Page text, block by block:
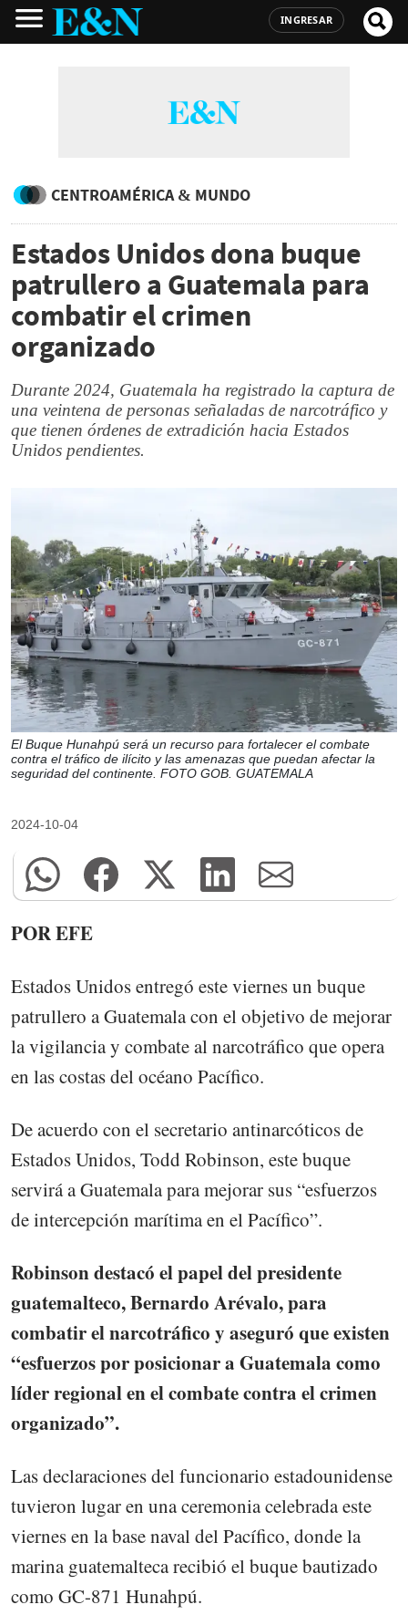
INGRESAR
CENTROAMÉRICA & MUNDO
Estados Unidos dona buque
patrullero a Guatemala para
combatir el crimen
organizado
Durante 2024, Guatemala ha registrado la captura de
una veintena de personas señaladas de narcotráfico y
que tienen órdenes de extradición hacia Estados
Unidos pendientes.
El Buque Hunahpú será un recurso para fortalecer el combate
contra el tráfico de ilícito y las amenazas que puedan afectar la
seguridad del continente. FOTO GOB. GUATEMALA
2024-10-04
POR EFE
Estados Unidos entregó este viernes un buque
patrullero a Guatemala con el objetivo de mejorar
la vigilancia y combate al narcotráfico que opera
en las costas del océano Pacífico.
De acuerdo con el secretario antinarcóticos de
Estados Unidos, Todd Robinson, este buque
servirá a Guatemala para mejorar sus “esfuerzos
de intercepción marítima en el Pacífico”.
Robinson destacó el papel del presidente
guatemalteco, Bernardo Arévalo, para
combatir el narcotráfico y aseguró que existen
“esfuerzos por posicionar a Guatemala como
líder regional en el combate contra el crimen
organizado”.
Las declaraciones del funcionario estadounidense
tuvieron lugar en una ceremonia celebrada este
viernes en la base naval del Pacífico, donde la
marina guatemalteca recibió el buque bautizado
como GC-871 Hunahpú.